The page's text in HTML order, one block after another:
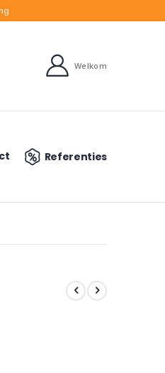
Welkom
Referenties